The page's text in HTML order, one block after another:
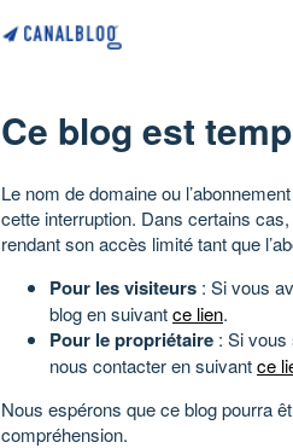
Ce blog est
Le nom de domaine ou
cette interruption. Dans certains
rendant son accès limité tant que
Pour les visiteurs : Si vous
blog en suivantce lien.
Pour le propriétaire : Si vous
nous contacter en suivantce
Nous espérons que ce blog pourra
compréhension.